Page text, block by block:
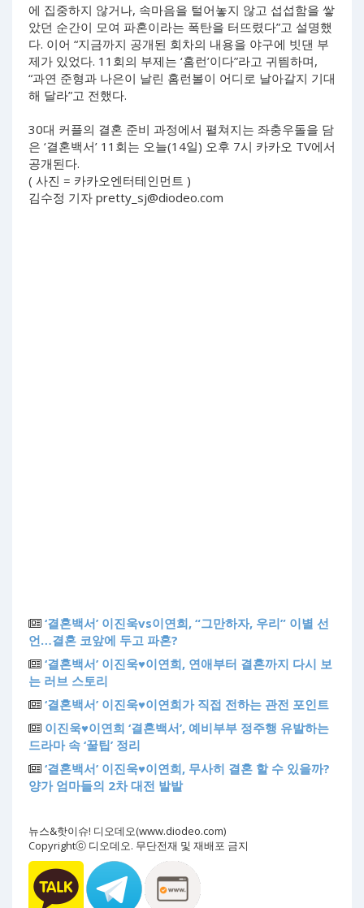
에 집중하지 않거나, 속마음을 털어놓지 않고 섭섭함을 쌓
았던 순간이 모여 파혼이라는 폭탄을 터뜨렸다”고 설명했
다. 이어 “지금까지 공개된 회차의 내용을 야구에 빗댄 부
제가 있었다. 11회의 부제는 ‘홈런’이다”라고 귀띔하며,
“과연 준형과 나은이 날린 홈런볼이 어디로 날아갈지 기대
해 달라”고 전했다.
30대 커플의 결혼 준비 과정에서 펼쳐지는 좌충우돌을 담
은 ‘결혼백서’ 11회는 오늘(14일) 오후 7시 카카오 TV에서
공개된다.
( 사진 = 카카오엔터테인먼트 )
김수정 기자 pretty_sj@diodeo.com
‘결혼백서’ 이진욱vs이연희, “그만하자, 우리” 이별 선
언…결혼 코앞에 두고 파혼?
‘결혼백서’ 이진욱♥이연희, 연애부터 결혼까지 다시 보
는 러브 스토리
‘결혼백서’ 이진욱♥이연희가 직접 전하는 관전 포인트
이진욱♥이연희 ‘결혼백서’, 예비부부 정주행 유발하는
드라마 속 ‘꿀팁’ 정리
‘결혼백서’ 이진욱♥이연희, 무사히 결혼 할 수 있을까?
양가 엄마들의 2차 대전 발발
뉴스&핫이슈! 디오데오(www.diodeo.com)
Copyrightⓒ 디오데오. 무단전재 및 재배포 금지